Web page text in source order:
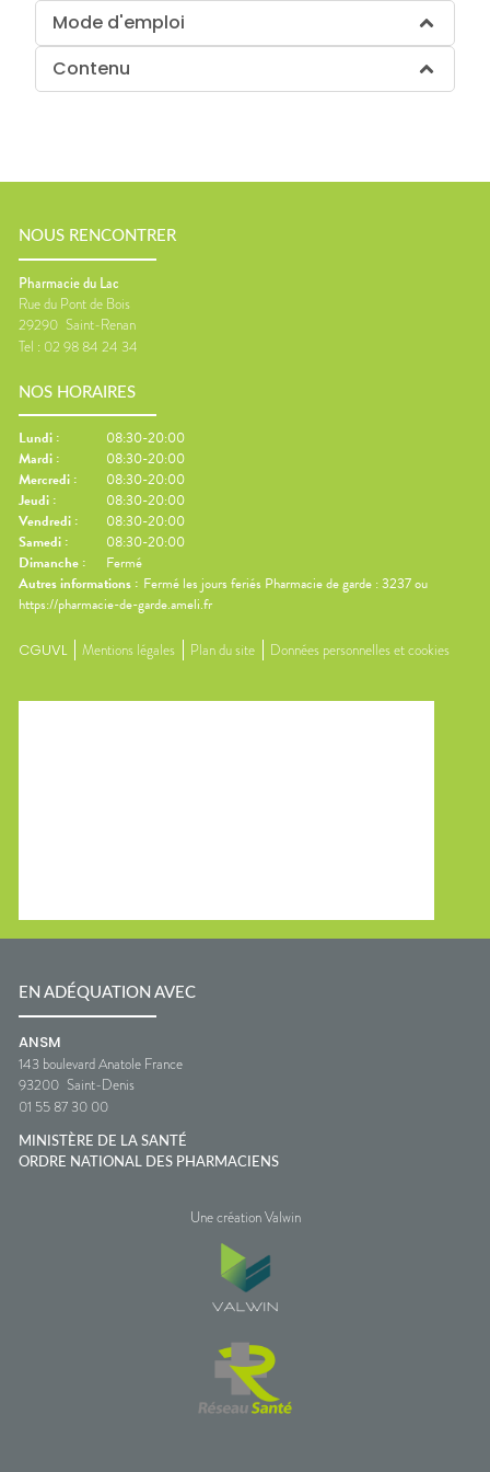
Mode d'emploi
Contenu
NOUS RENCONTRER
Pharmacie du Lac
Rue du Pont de Bois
29290 Saint-Renan
Tel : 02 98 84 24 34
NOS HORAIRES
Lundi :
08:30-20:00
Mardi :
08:30-20:00
Mercredi :
08:30-20:00
Jeudi :
08:30-20:00
Vendredi :
08:30-20:00
Samedi :
08:30-20:00
Dimanche :
Fermé
Autres informations : Fermé les jours feriés Pharmacie de garde : 3237 ou
https://pharmacie-de-garde.ameli.fr
CGUVL Mentions légales Plan du site Données personnelles et cookies
EN ADÉQUATION AVEC
ANSM
143 boulevard Anatole France
93200 Saint-Denis
01 55 87 30 00
MINISTÈRE DE LA SANTÉ
ORDRE NATIONAL DES PHARMACIENS
Une création Valwin